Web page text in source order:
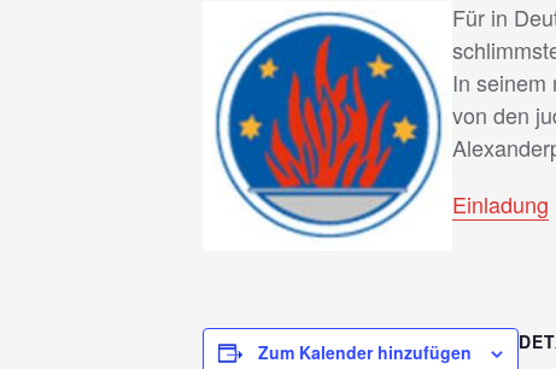
Für in
In seinem
von den
Einladung
Zum Kalender hinzufügen